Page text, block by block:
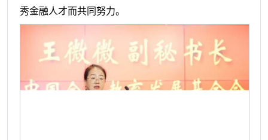
秀金融人才而共同努力。